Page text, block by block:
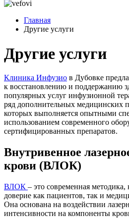
Главная
Другие услуги
Другие услуги
Клиника Инфузио в Дубовке
к восстановлению и поддержанию
популярных услуг инфузионной
ряд дополнительных медицинских
которых выполняется опытными
использованием современного
сертифицированных препаратов.
Внутривенное
крови (ВЛОК)
ВЛОК – это современная методика,
доверие как пациентов, так и
Она основана на воздействии
интенсивности на компоненты